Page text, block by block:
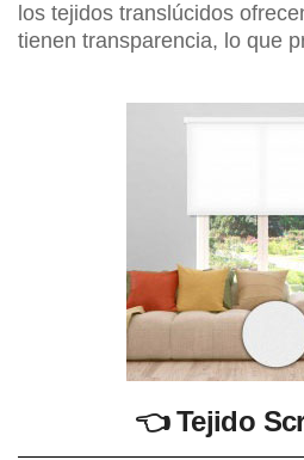
los tejidos translúcidos
tienen transparencia, lo que
👈Tejido